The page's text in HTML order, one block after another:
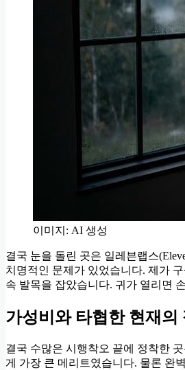
이미지: AI 생성
결국 눈을 돌린 곳은 일레븐랩스
치명적인 문제가 있었습니다. 제가
속 발목을 잡았습니다. 귀가 열리면
가성비와 타협한 현재의
결국 수많은 시행착오 끝에 정착한
게 가장 큰 메리트였습니다. 물론 완